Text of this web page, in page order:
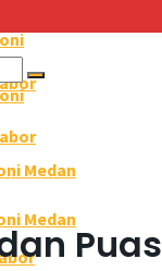
Medan
Medan
Puas